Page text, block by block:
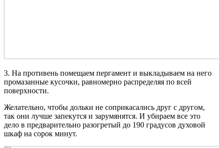
3. На противень помещаем пергамент и выкладываем на него
промазанные кусочки, равномерно распределяя по всей
поверхности.
Желательно, чтобы дольки не соприкасались друг с другом,
так они лучше запекутся и зарумянятся. И убираем все это
дело в предварительно разогретый до 190 градусов духовой
шкаф на сорок минут.